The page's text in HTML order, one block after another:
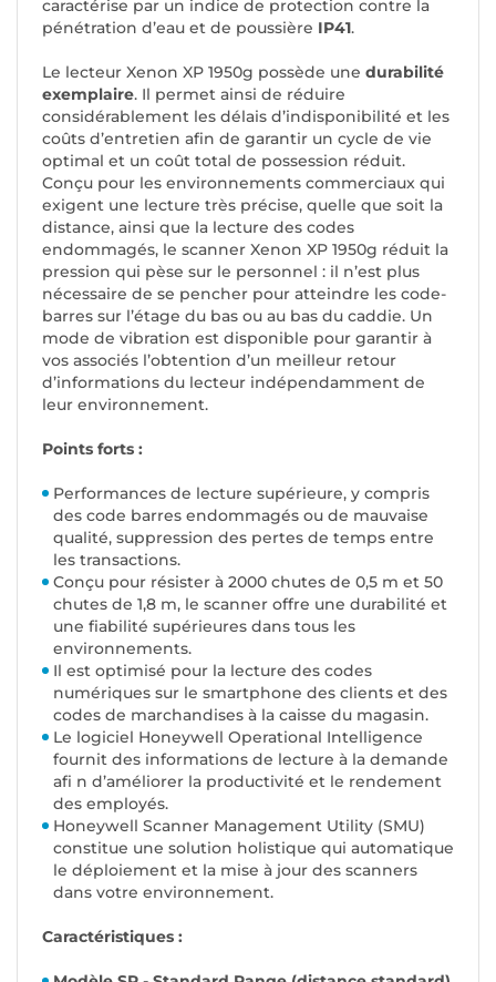
caractérise par un indice de protection contre la
pénétration d’eau et de poussière IP41.
Le lecteur Xenon XP 1950g possède une durabilité
exemplaire. Il permet ainsi de réduire
considérablement les délais d’indisponibilité et les
coûts d’entretien afin de garantir un cycle de vie
optimal et un coût total de possession réduit.
Conçu pour les environnements commerciaux qui
exigent une lecture très précise, quelle que soit la
distance, ainsi que la lecture des codes
endommagés, le scanner Xenon XP 1950g réduit la
pression qui pèse sur le personnel : il n’est plus
nécessaire de se pencher pour atteindre les code-
barres sur l’étage du bas ou au bas du caddie. Un
mode de vibration est disponible pour garantir à
vos associés l’obtention d’un meilleur retour
d’informations du lecteur indépendamment de
leur environnement.
Points forts :
Performances de lecture supérieure, y compris
des code barres endommagés ou de mauvaise
qualité, suppression des pertes de temps entre
les transactions.
Conçu pour résister à 2000 chutes de 0,5 m et 50
chutes de 1,8 m, le scanner offre une durabilité et
une fiabilité supérieures dans tous les
environnements.
Il est optimisé pour la lecture des codes
numériques sur le smartphone des clients et des
codes de marchandises à la caisse du magasin.
Le logiciel Honeywell Operational Intelligence
fournit des informations de lecture à la demande
afi n d’améliorer la productivité et le rendement
des employés.
Honeywell Scanner Management Utility (SMU)
constitue une solution holistique qui automatique
le déploiement et la mise à jour des scanners
dans votre environnement.
Caractéristiques :